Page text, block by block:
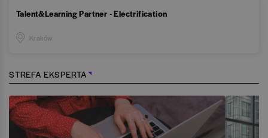
Talent&Learning Partner - Electrification
Kraków
STREFA EKSPERTA